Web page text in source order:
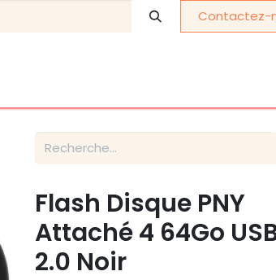
Contactez-
Flash Disque PNY
Attaché 4 64Go
2.0 Noir